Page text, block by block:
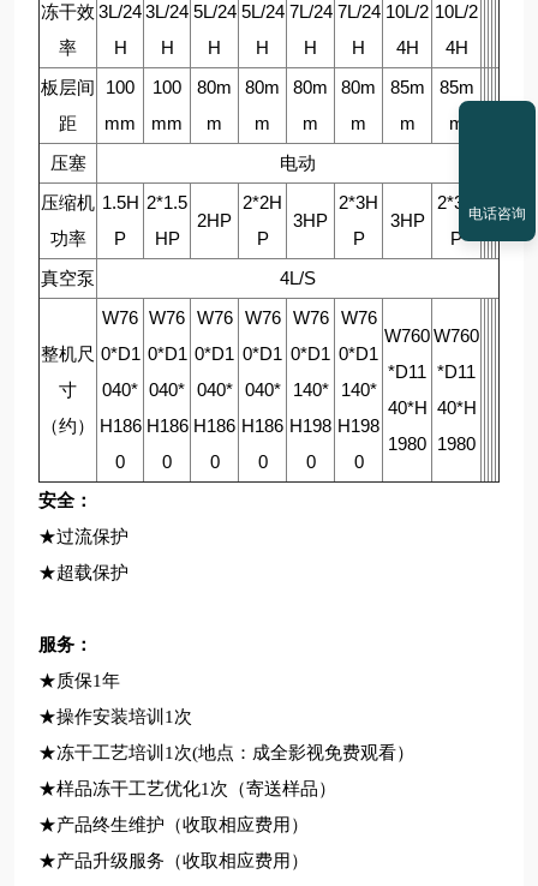
冻干效
率
3L/24
H
3L/24
H
5L/24
H
5L/24
H
7L/24
H
7L/24
H
10L/2
4H
10L/2
4H
板层间
距
100
mm
100
mm
80m
m
80m
m
80m
m
80m
m
85m
m
85m
m
压塞
电动
压缩机
功率
1.5H
P
2*1.5
HP
2HP
2*2H
P
3HP
2*3H
P
3HP
2*3H
P
真空泵
4L/S
整机尺
寸
（约）
W76
0*D1
040*
H186
0
W76
0*D1
040*
H186
0
W76
0*D1
040*
H186
0
W76
0*D1
040*
H186
0
W76
0*D1
140*
H198
0
W76
0*D1
140*
H198
0
W760
*D11
40*H
1980
W760
*D11
40*H
1980
安全：
★过流保护
★超载保护
服务：
★质保1年
★操作安装培训1次
★冻干工艺培训1次(地点：成全影视免费观看）
★样品冻干工艺优化1次（寄送样品）
★产品终生维护（收取相应费用）
★产品升级服务（收取相应费用）
电话咨询